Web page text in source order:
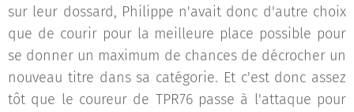
sur leur dossard, Philippe n'avait donc d'autre choix
que de courir pour la meilleure place possible pour
se donner un maximum de chances de décrocher un
nouveau titre dans sa catégorie. Et c'est donc assez
tôt que le coureur de TPR76 passe à l'attaque pour